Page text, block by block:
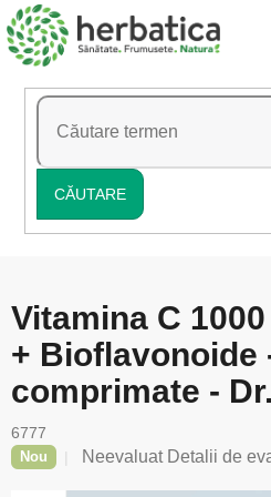
Treci
la
conținut
CĂUTARE
Vitamina C
+ Bioflavonoide
comprimate -
6777
Nou
Evaluarea
Neevaluat Detalii de